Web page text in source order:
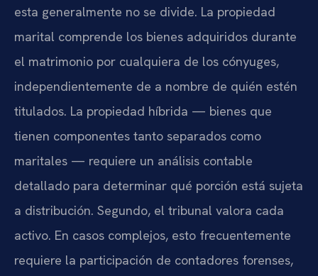
esta generalmente no se divide. La propiedad
marital comprende los bienes adquiridos durante
el matrimonio por cualquiera de los cónyuges,
independientemente de a nombre de quién estén
titulados. La propiedad híbrida — bienes que
tienen componentes tanto separados como
maritales — requiere un análisis contable
detallado para determinar qué porción está sujeta
a distribución. Segundo, el tribunal valora cada
activo. En casos complejos, esto frecuentemente
requiere la participación de contadores forenses,